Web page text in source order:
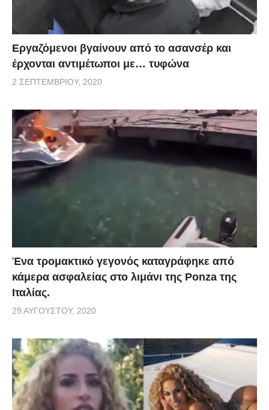
Εργαζόμενοι βγαίνουν από το ασανσέρ και
έρχονται αντιμέτωποι με… τυφώνα
2 ΣΕΠΤΕΜΒΡΊΟΥ, 2020
Ένα τρομακτικό γεγονός καταγράφηκε από
κάμερα ασφαλείας στο λιμάνι της Ponza της
Ιταλίας.
29 ΑΥΓΟΎΣΤΟΥ, 2020